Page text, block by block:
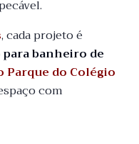
, cada projeto é
banheiro de
Parque do Colégio
com